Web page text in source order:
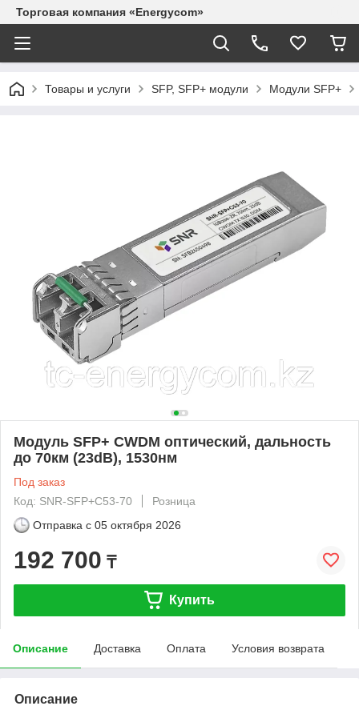
Торговая компания «Energycom»
Товары и услуги SFP, SFP+ модули Модули SFP+
Модуль SFP+ CWDM оптический, дальность
до 70км (23dB), 1530нм
Под заказ
Код: SNR-SFP+C53-70
Розница
Отправка с 05 октября 2026
192 700 ₸
Купить
Описание Доставка Оплата Условия возврата
Описание